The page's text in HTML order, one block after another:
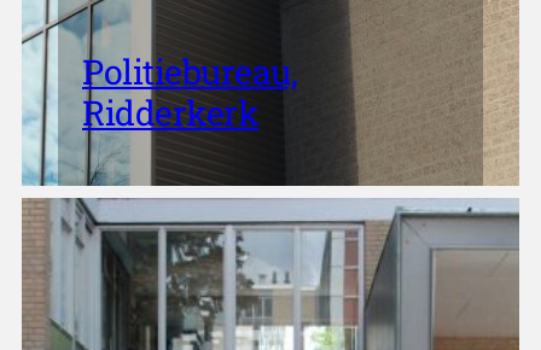
Politiebureau,
Ridderkerk